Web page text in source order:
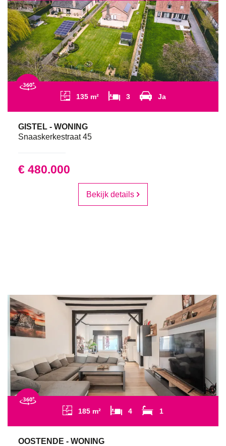
135 m² 3 Ja
GISTEL - WONING
Snaaskerkestraat 45
€ 480.000
Bekijk details
185 m² 4 1
OOSTENDE - WONING